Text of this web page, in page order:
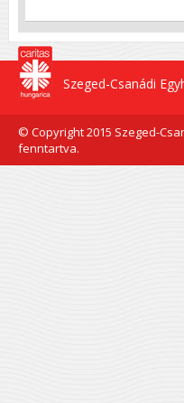
Szeged-Csanádi
© Copyright 2015 Szeged-
fenntartva.